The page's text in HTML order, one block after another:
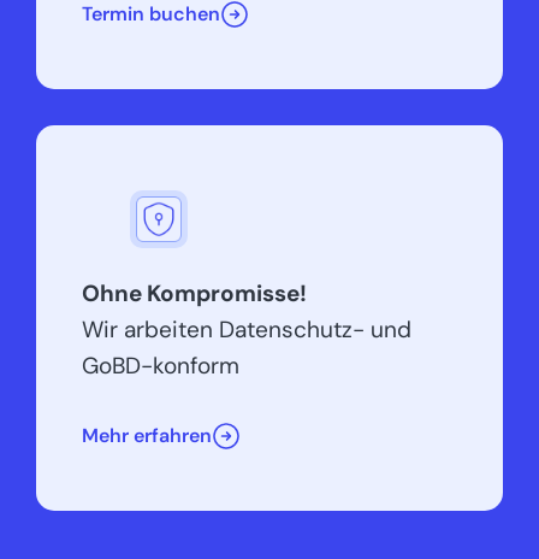
Termin buchen
Ohne Kompromisse!
Wir arbeiten Datenschutz- und
GoBD-konform
Mehr erfahren